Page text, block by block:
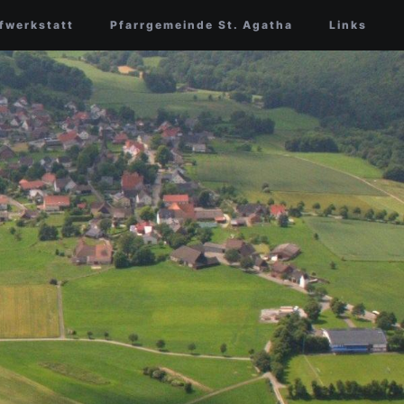
Pfarrgemeinde St. Agatha Links